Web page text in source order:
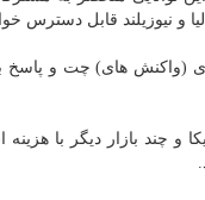
و نیوزیلند قابل دسترس